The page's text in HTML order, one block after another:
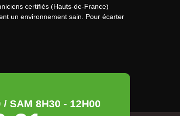
certifiés (Hauts-de-France)
un environnement sain. Pour écarter
/ SAM 8H30 - 12H00